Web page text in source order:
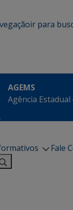
ir para
AGEMS
Agência
Fale